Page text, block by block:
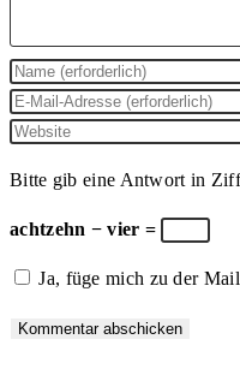
Gib
deinen
Namen
Benutzernamen
zum
ein
Gib
deine
Mail-
Adresse
Kommentieren
Gib
Website-
URL
(optional)
Bitte gib eine Antwort in
achtzehn − vier =
Ja, füge mich zu der